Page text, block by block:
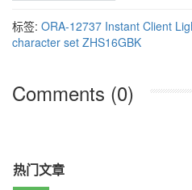
标签: ORA-12737 Instant Client
character set ZHS16GBK
Comments (0)
热门文章